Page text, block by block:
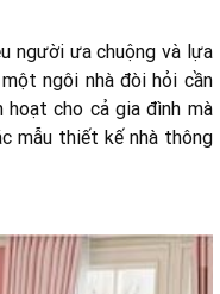
người ưa chuộng và lựa
ngôi nhà đòi hỏi cần
cho cả gia đình mà
mẫu thiết kế nhà thông